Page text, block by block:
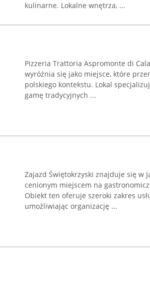
kulinarne. Lokalne wnętrza, ...
Pizzeria Trattoria Aspromonte di
wyróżnia się jako miejsce, które
polskiego kontekstu. Lokal
gamę tradycyjnych ...
Zajazd Świętokrzyski znajduje się w
cenionym miejscem na
Obiekt ten oferuje szeroki zakres
umożliwiając organizację ...